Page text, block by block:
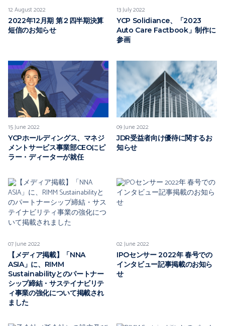
12 August 2022
2022年12月期 第２四半期決算
短信のお知らせ
13 July 2022
YCP Solidiance、「2023
Auto Care Factbook」制作に
参画
15 June 2022
YCPホールディングス、マネジ
メントサービス事業部CEOにピ
ラー・ディーターが就任
09 June 2022
JDR受益者向け優待に関するお
知らせ
07 June 2022
【メディア掲載】「NNA
ASIA」に、RIMM
Sustainabilityとのパートナー
シップ締結・サステイナビリテ
ィ事業の強化について掲載され
ました
02 June 2022
IPOセンサー 2022年 春号での
インタビュー記事掲載のお知ら
せ